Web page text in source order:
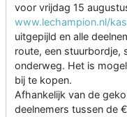
voor vrijdag 15
www.lechampion.nl/
uitgepijld en alle
route, een stuurbordje,
onderweg. Het is
bij te kopen.
Afhankelijk van de
deelnemers tussen de